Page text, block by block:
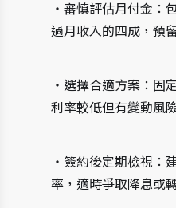
・審慎評估月付金：
過月收入的四成，預
・選擇合適方案：固
利率較低但有變動風
・簽約後定期檢視：
率，適時爭取降息或